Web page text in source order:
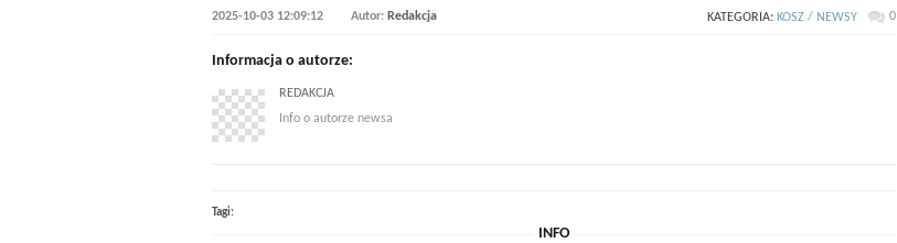
2025-10-03 12:09:12 Autor: Redakcja KATEGORIA: KOSZ / NEWSY 0
Informacja o autorze:
REDAKCJA
Info o autorze newsa
Tagi:
INFO